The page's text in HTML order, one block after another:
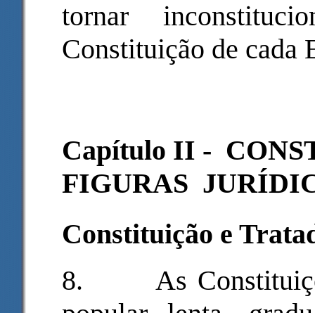
tornar
Constituição de cada
Capítulo II -
FIGURAS
Constituição e
8. As